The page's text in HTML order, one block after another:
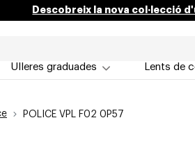
Descobreix la nova col·lecció
Ulleres graduades Lents de
POLICE VPL F02 0P57